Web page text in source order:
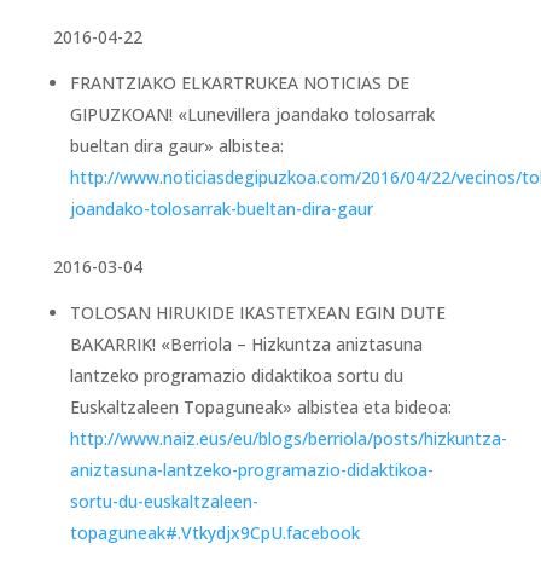
2016-04-22
FRANTZIAKO ELKARTRUKEA NOTICIAS DE
GIPUZKOAN! «Lunevillera joandako tolosarrak
bueltan dira gaur» albistea:
http://www.noticiasdegipuzkoa.com/2016/04/22/vecinos/
joandako-tolosarrak-bueltan-dira-gaur
2016-03-04
TOLOSAN HIRUKIDE IKASTETXEAN EGIN DUTE
BAKARRIK! «Berriola – Hizkuntza aniztasuna
lantzeko programazio didaktikoa sortu du
Euskaltzaleen Topaguneak» albistea eta bideoa:
http://www.naiz.eus/eu/blogs/berriola/posts/hizkuntza-
aniztasuna-lantzeko-programazio-didaktikoa-
sortu-du-euskaltzaleen-
topaguneak#.Vtkydjx9CpU.facebook